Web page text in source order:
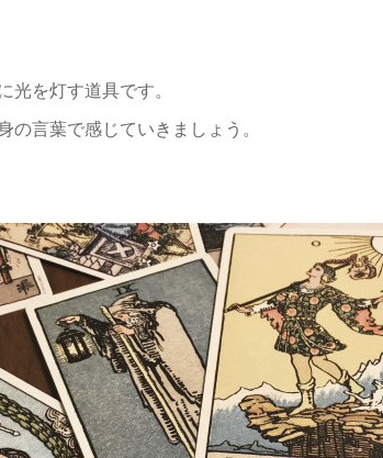
光を灯す道具です。
の言葉で感じていきましょう。